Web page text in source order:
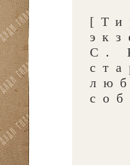
С.